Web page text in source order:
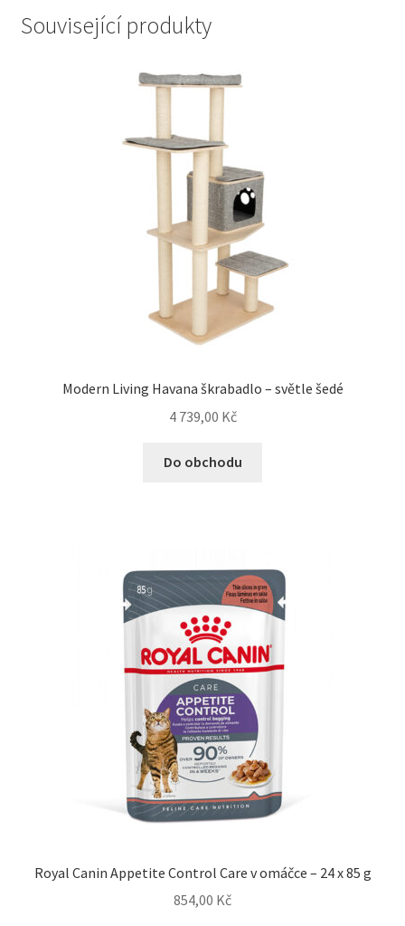
Související produkty
Modern Living Havana škrabadlo – světle šedé
4 739,00 Kč
Do obchodu
Royal Canin Appetite Control Care v omáčce – 24 x 85 g
854,00 Kč